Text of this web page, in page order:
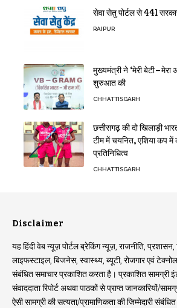
सेवा सेतु पोर्टल से 441
RAIPUR
मुख्यमंत्री ने ‘मेरी बेटी–मेरा
शुरुआत की
CHHATTISGARH
छत्तीसगढ़ की दो खिलाड़ी
टीम में चयनित, एशिया कप में
प्रतिनिधित्व
CHHATTISGARH
Disclaimer
यह हिंदी वेब न्यूज़ पोर्टल ब्रेकिंग न्यूज़, राजनीति,
लाइफस्टाइल, बिजनेस, स्वास्थ्य, ब्यूटी, रोजगार एवं
संबंधित समाचार प्रकाशित करता है। प्रकाशित सामग्री
संवाददाता रिपोर्ट अथवा पाठकों से प्राप्त जानकारियों/
ऐसी सामग्री की सत्यता/प्रामाणिकता की जिम्मेदारी